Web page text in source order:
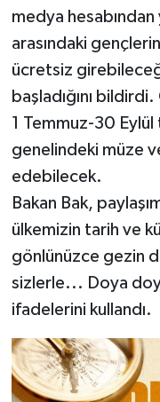
medya hesabından
arasındaki
ücretsiz
başladığını
1 Temmuz-30 Eylül
genelindeki müze
edebilecek.
Bakan Bak,
ülkemizin tarih ve
gönlünüzce gezin
sizlerle... Doya
ifadelerini kullandı.